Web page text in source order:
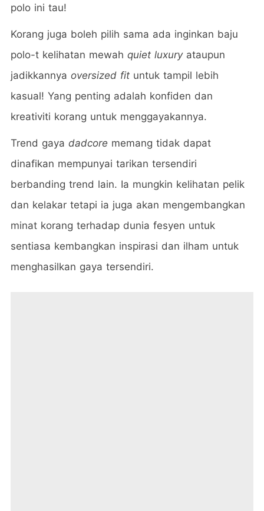
polo ini tau!
Korang juga boleh pilih sama ada inginkan baju
polo-t kelihatan mewah quiet luxuryataupun
jadikkannya oversized fit untuk tampil lebih
kasual! Yang penting adalah konfiden dan
kreativiti korang untuk menggayakannya.
Trend gaya dadcore memang tidak dapat
dinafikan mempunyai tarikan tersendiri
berbanding trend lain. Ia mungkin kelihatan pelik
dan kelakar tetapi ia juga akan mengembangkan
minat korang terhadap dunia fesyen untuk
sentiasa kembangkan inspirasi dan ilham untuk
menghasilkan gaya tersendiri.